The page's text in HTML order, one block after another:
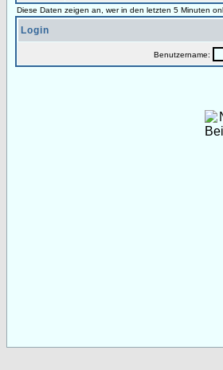
Diese Daten zeigen an, wer in den letzten 5 Minuten
Login
Benutzername: